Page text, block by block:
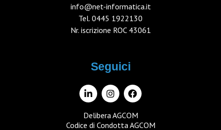
info@net-informatica.it
Tel. 0445 1922130
Nr. iscrizione ROC 43061
Seguici
Delibera AGCOM
Codice di Condotta AGCOM